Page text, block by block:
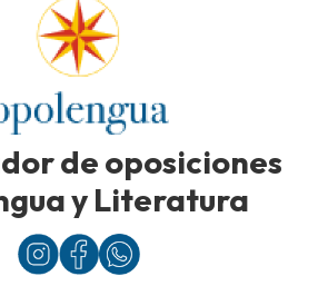
de oposiciones
y Literatura